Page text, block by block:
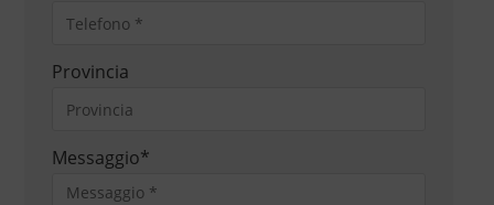
Provincia
Messaggio*